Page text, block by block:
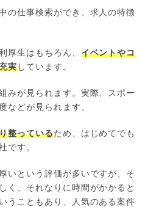
の仕事検索ができ、求人の特徴
厚生はもちろん、 イベントやコ
実しています。
みが見られます。実際、スポー
などが見られます。
整っているため、はじめてでも
です。
いという評価が多いですが、そ
く、それなりに時間がかかると
うこともあり、人気のある案件